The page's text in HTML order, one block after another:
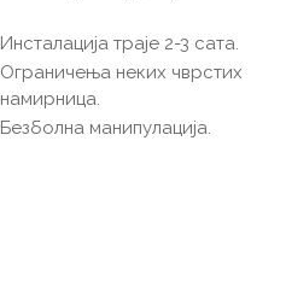
Инсталација траје 2-3 сата.
Ограничења неких чврстих
намирница.
Безболна манипулација.